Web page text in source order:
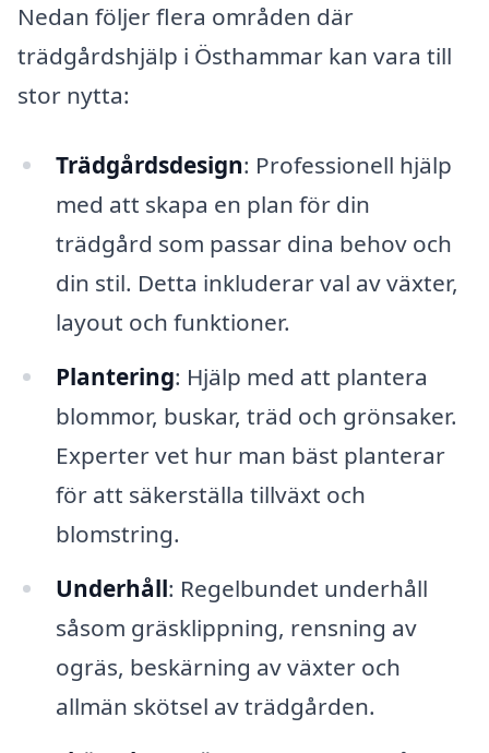
Nedan följer flera områden där
trädgårdshjälp i Östhammar kan vara till
stor nytta:
Trädgårdsdesign: Professionell hjälp
med att skapa en plan för din
trädgård som passar dina behov och
din stil. Detta inkluderar val av växter,
layout och funktioner.
Plantering: Hjälp med att plantera
blommor, buskar, träd och grönsaker.
Experter vet hur man bäst planterar
för att säkerställa tillväxt och
blomstring.
Underhåll: Regelbundet underhåll
såsom gräsklippning, rensning av
ogräs, beskärning av växter och
allmän skötsel av trädgården.